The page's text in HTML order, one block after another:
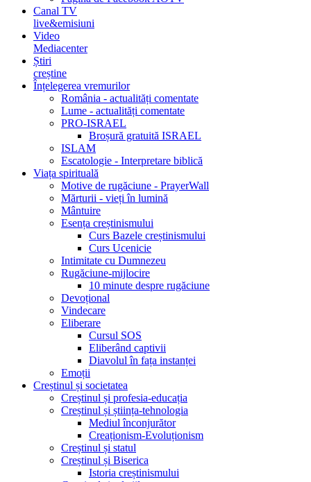
Canal TV
live&emisiuni
Video
Mediacenter
Știri
creștine
Înțelegerea vremurilor
România - actualități comentate
Lume - actualități comentate
PRO-ISRAEL
Broșură gratuită ISRAEL
ISLAM
Escatologie - Interpretare biblică
Viața spirituală
Motive de rugăciune - PrayerWall
Mărturii - vieți în lumină
Mântuire
Esența creștinismului
Curs Bazele creștinismului
Curs Ucenicie
Intimitate cu Dumnezeu
Rugăciune-mijlocire
10 minute despre rugăciune
Devoțional
Vindecare
Eliberare
Cursul SOS
Eliberând captivii
Diavolul în fața instanței
Emoții
Creștinul și societatea
Creștinul și profesia-educația
Creștinul și știința-tehnologia
Mediul înconjurător
Creaționism-Evoluționism
Creștinul și statul
Creștinul și Biserica
Istoria creștinismului